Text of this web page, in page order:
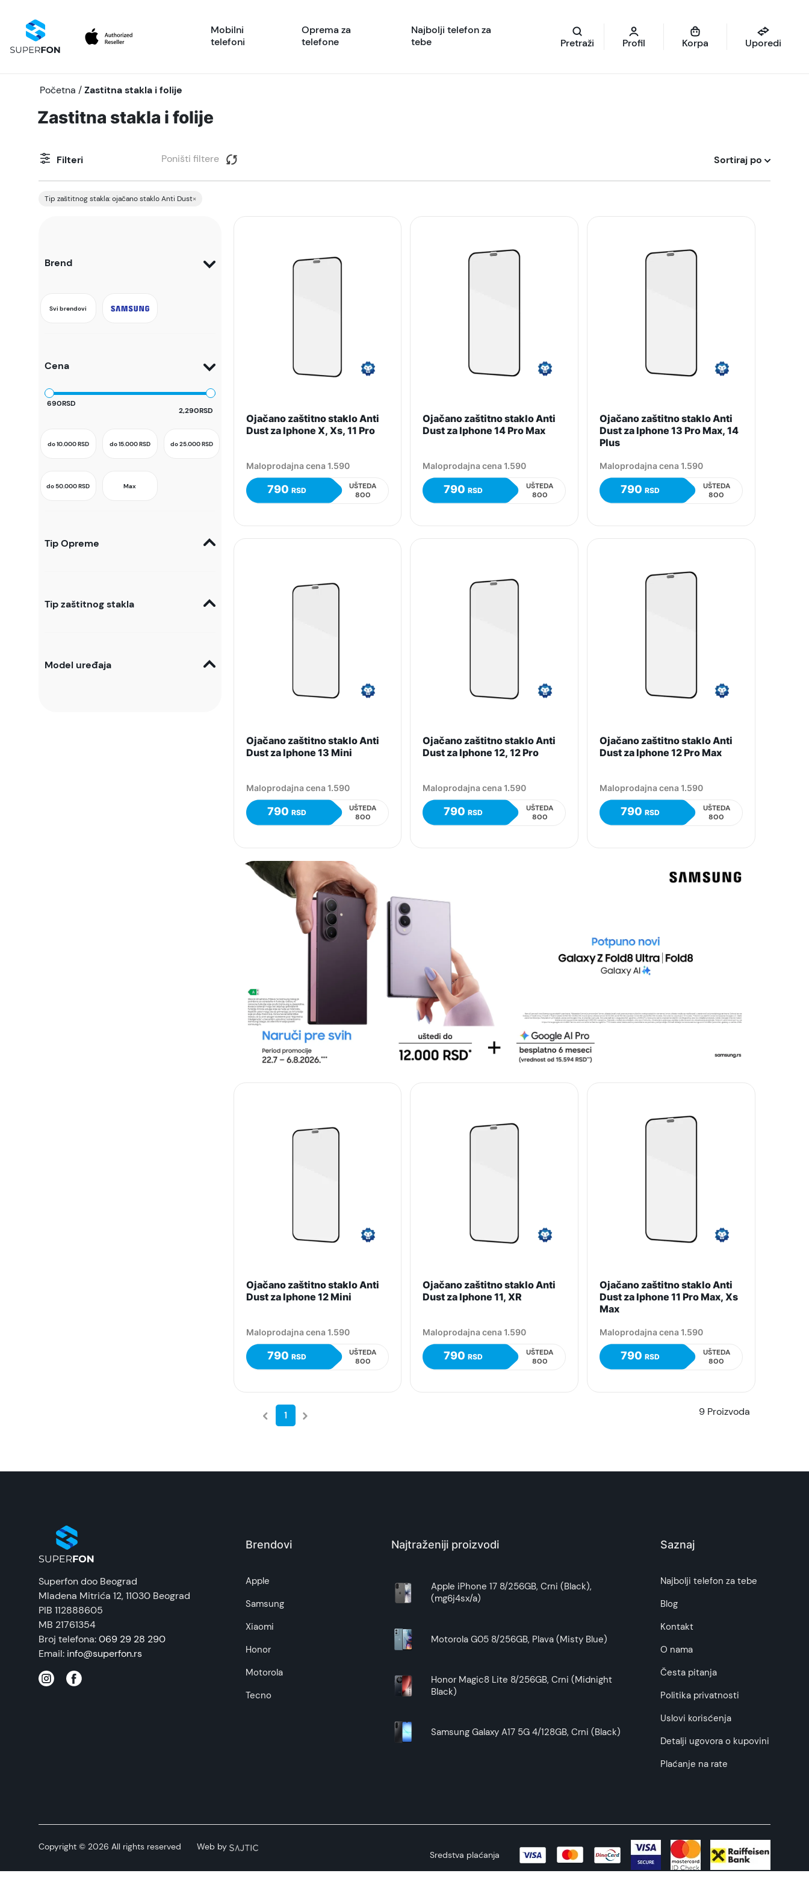
Mobilni
telefoni
Oprema za
telefone
Najbolji telefon za
tebe
Pretraži Profil Korpa Uporedi
Početna /Zastitna stakla i folije
Zastitna stakla i folije
Filteri Poništi filtere Sortiraj po
Tip zaštitnog stakla: ojačano staklo Anti Dust×
Brend
Svi brendovi
Cena
690RSD
2,290RSD
do 10.000RSD do 15.000RSD do 25.000RSD
do 50.000RSD Max
Tip Opreme
Tip zaštitnog stakla
Model uređaja
Ojačano zaštitno staklo Anti
Dust za Iphone X, Xs, 11 Pro
Maloprodajna cena 1.590
790 RSD
UŠTEDA
800
Ojačano zaštitno staklo Anti
Dust za Iphone 14 Pro Max
Maloprodajna cena 1.590
790RSD
UŠTEDA
800
Ojačano zaštitno staklo Anti
Dust za Iphone 13 Pro Max, 14
Plus
Maloprodajna cena 1.590
790RSD
UŠTEDA
800
Ojačano zaštitno staklo Anti
Dust za Iphone 13 Mini
Maloprodajna cena 1.590
790 RSD
UŠTEDA
800
Ojačano zaštitno staklo Anti
Dust za Iphone 12, 12 Pro
Maloprodajna cena 1.590
790RSD
UŠTEDA
800
Ojačano zaštitno staklo Anti
Dust za Iphone 12 Pro Max
Maloprodajna cena 1.590
790RSD
UŠTEDA
800
Ojačano zaštitno staklo Anti
Dust za Iphone 12 Mini
Maloprodajna cena 1.590
790 RSD
UŠTEDA
800
Ojačano zaštitno staklo Anti
Dust za Iphone 11, XR
Maloprodajna cena 1.590
790RSD
UŠTEDA
800
Ojačano zaštitno staklo Anti
Dust za Iphone 11 Pro Max, Xs
Max
Maloprodajna cena 1.590
790RSD
UŠTEDA
800
1 9 Proizvoda
Superfon doo Beograd
Mladena Mitrića 12, 11030 Beograd
PIB 112888605
MB 21761354
Broj telefona:069 29 28 290
Email: info@superfon.rs
Brendovi
Apple
Samsung
Xiaomi
Honor
Motorola
Tecno
Najtraženiji proizvodi
Apple iPhone 17 8/256GB, Crni (Black),
(mg6j4sx/a)
Motorola G05 8/256GB, Plava (Misty Blue)
Honor Magic8 Lite 8/256GB, Crni (Midnight
Black)
Samsung Galaxy A17 5G 4/128GB, Crni (Black)
Saznaj
Najbolji telefon za tebe
Blog
Kontakt
O nama
Česta pitanja
Politika privatnosti
Uslovi korisćenja
Detalji ugovora o kupovini
Plaćanje na rate
Copyright © 2026 All rights reserved Web by
Sredstva plaćanja